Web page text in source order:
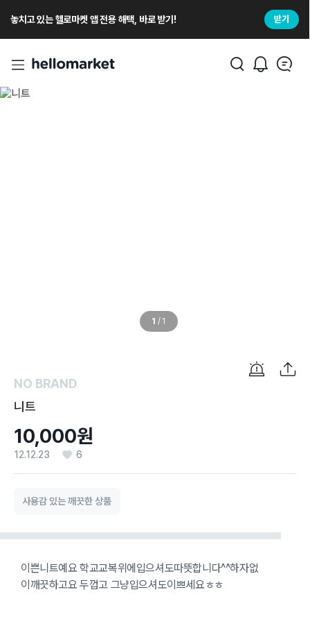
놓치고 있는 헬로마켓 앱 전용 해택, 바로 받기! 받기
1 / 1
NO BRAND
니트
10,000원
12.12.23 6
사용감 있는 깨끗한 상품
이쁜니트예요 학교교복위에입으셔도따뜻합니다^^하자없
이깨끗하고요 두껍고 그냥입으셔도이쁘세요ㅎㅎ